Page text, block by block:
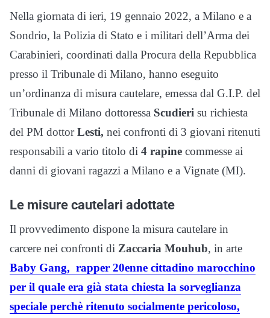
Nella giornata di ieri, 19 gennaio 2022, a Milano e a
Sondrio, la Polizia di Stato e i militari dell’Arma dei
Carabinieri, coordinati dalla Procura della Repubblica
presso il Tribunale di Milano, hanno eseguito
un’ordinanza di misura cautelare, emessa dal G.I.P. del
Tribunale di Milano dottoressa Scudieri su richiesta
del PM dottorLesti, nei confronti di 3 giovani ritenuti
responsabili a vario titolo di 4 rapine commesse ai
danni di giovani ragazzi a Milano e a Vignate (MI).
Le misure cautelari adottate
Il provvedimento dispone la misura cautelare in
carcere nei confronti di Zaccaria Mouhub, in arte
Baby Gang, rapper 20enne cittadino marocchino
per il quale era già stata chiesta la sorveglianza
speciale perchè ritenuto socialmente pericoloso,